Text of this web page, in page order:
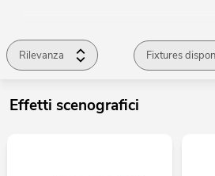
Rilevanza Fixtures
Effetti scenografici